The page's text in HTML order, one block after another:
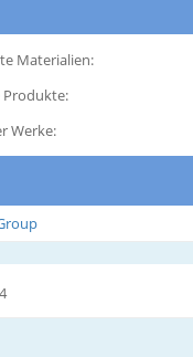
Materialien:
Produkte:
Werke: